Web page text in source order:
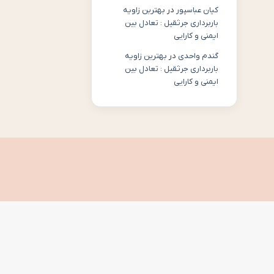
کیان عباسپور در بهترین زاویه
باربرداری جرثقیل : تعادل بین
ایمنی و کارایی
گندم واحدی در بهترین زاویه
باربرداری جرثقیل : تعادل بین
ایمنی و کارایی